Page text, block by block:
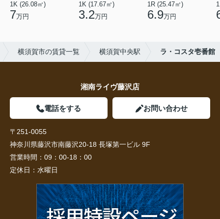
1K (26.08㎡)
7万円
1K (17.67㎡)
3.2万円
1R (25.47㎡)
6.9万円
横須賀市の賃貸一覧 横須賀中央駅 ラ・コスタ壱番館
湘南ライヴ藤沢店
電話をする お問い合わせ
〒251-0055
神奈川県藤沢市南藤沢20-18 長塚第一ビル 9F
営業時間： 09：00-18：00
定休日： 水曜日